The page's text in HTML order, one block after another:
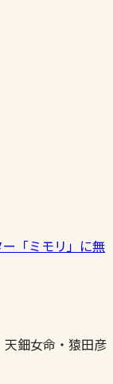
「ミモリ」に無
鈿女命・猿田彦